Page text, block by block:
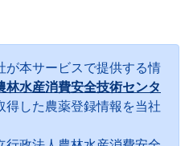
が本サービスで提供する情
林水産消費安全技術センタ
得した農薬登録情報を当社